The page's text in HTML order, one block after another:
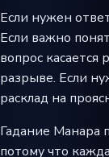
Если нужен
Если важно
вопрос касается
разрыве. Если
расклад на
Гадание Манара
потому что